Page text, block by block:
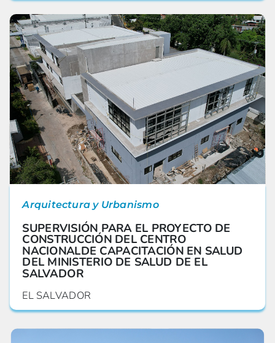
Arquitectura y Urbanismo
SUPERVISIÓN PARA EL PROYECTO DE
CONSTRUCCIÓN DEL CENTRO
NACIONALDE CAPACITACIÓN EN SALUD
DEL MINISTERIO DE SALUD DE EL
SALVADOR
EL SALVADOR